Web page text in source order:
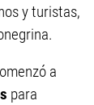
y turistas,
a
para